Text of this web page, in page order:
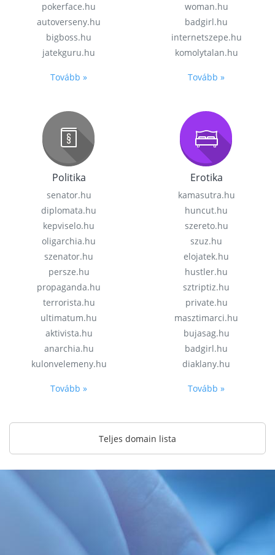
pokerface.hu
autoverseny.hu
bigboss.hu
jatekguru.hu
Tovább »
woman.hu
badgirl.hu
internetszepe.hu
komolytalan.hu
Tovább »
Politika
senator.hu
diplomata.hu
kepviselo.hu
oligarchia.hu
szenator.hu
persze.hu
propaganda.hu
terrorista.hu
ultimatum.hu
aktivista.hu
anarchia.hu
kulonvelemeny.hu
Tovább »
Erotika
kamasutra.hu
huncut.hu
szereto.hu
szuz.hu
elojatek.hu
hustler.hu
sztriptiz.hu
private.hu
masztimarci.hu
bujasag.hu
badgirl.hu
diaklany.hu
Tovább »
Teljes domain lista